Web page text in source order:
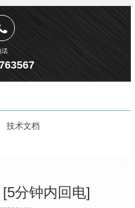
话
技术文档
分钟内回电]